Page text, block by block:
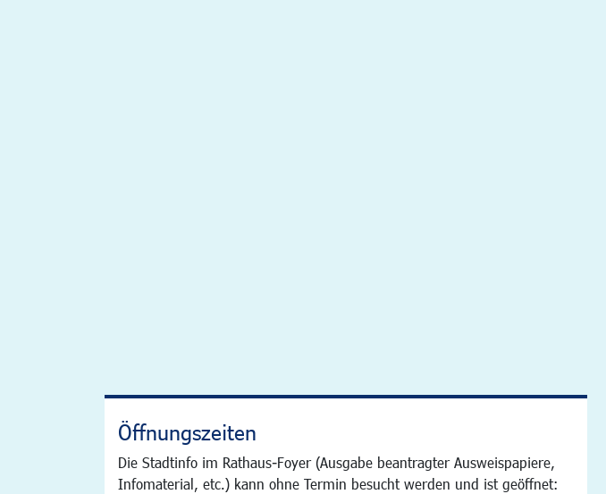
Öffnungszeiten
Die Stadtinfo im Rathaus-Foyer (Ausgabe beantragter Ausweispapiere,
Infomaterial, etc.) kann ohne Termin besucht werden und ist geöffnet: